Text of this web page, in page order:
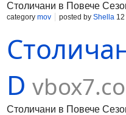
Столичани в Повече
category mov posted by Shella
D
Столичани в Повече